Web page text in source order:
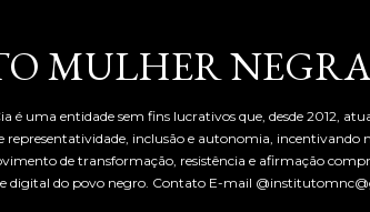
MULHER
é uma entidade sem fins lucrativos que, desde 2012,
representatividade, inclusão e autonomia, incentivando
de transformação, resistência e afirmação
digital do povo negro. Contato E-mail